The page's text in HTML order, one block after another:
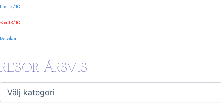
Lör 12/10
Sön 13/10
Resplan
RESOR ÅRSVIS